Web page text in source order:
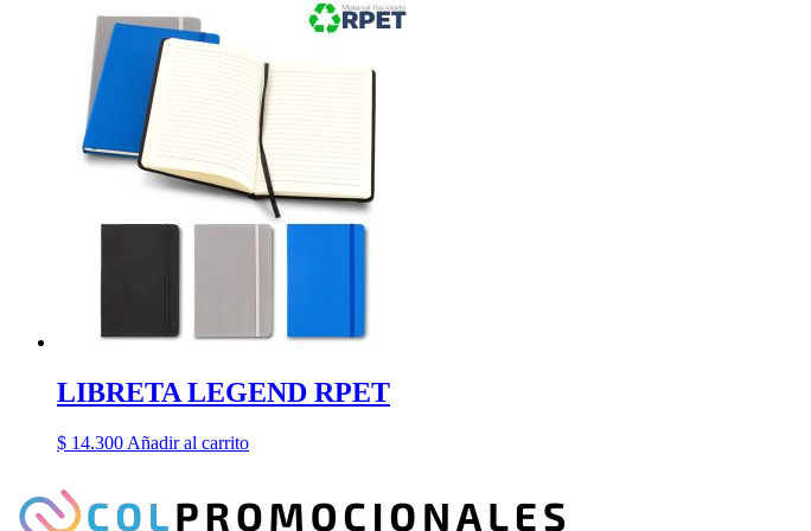
LIBRETA LEGEND RPET
$ 14.300 Añadir al carrito